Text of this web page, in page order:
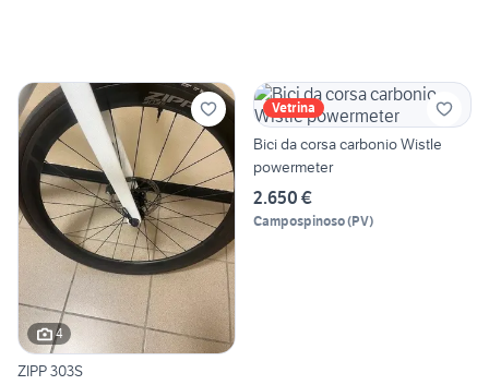
4
ZIPP 303S
Vetrina
Bici da corsa carbonio Wistle
powermeter
2.650 €
Campospinoso(PV)